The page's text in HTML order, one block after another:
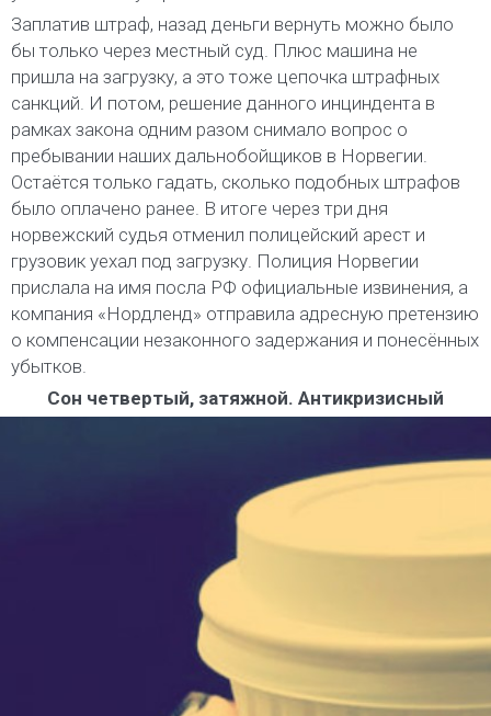
Заплатив штраф, назад деньги вернуть можно было
бы только через местный суд. Плюс машина не
пришла на загрузку, а это тоже цепочка штрафных
санкций. И потом, решение данного инциндента в
рамках закона одним разом снимало вопрос о
пребывании наших дальнобойщиков в Норвегии.
Остаётся только гадать, сколько подобных штрафов
было оплачено ранее. В итоге через три дня
норвежский судья отменил полицейский арест и
грузовик уехал под загрузку. Полиция Норвегии
прислала на имя посла РФ официальные извинения, а
компания «Нордленд» отправила адресную претензию
о компенсации незаконного задержания и понесённых
убытков.
Сон четвертый, затяжной. Антикризисный